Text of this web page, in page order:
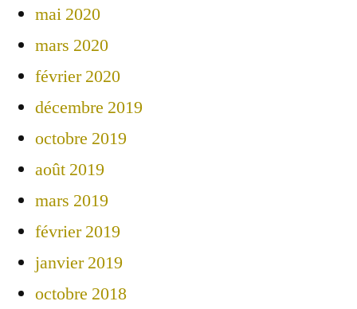
mai 2020
mars 2020
février 2020
décembre 2019
octobre 2019
août 2019
mars 2019
février 2019
janvier 2019
octobre 2018